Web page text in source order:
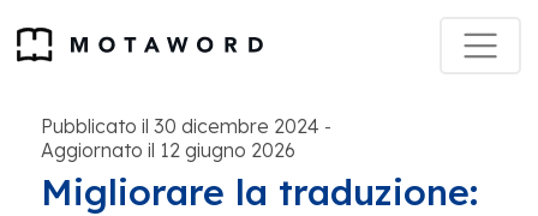
Pubblicato il 30 dicembre 2024 -
Aggiornato il 12 giugno 2026
Migliorare la traduzione: